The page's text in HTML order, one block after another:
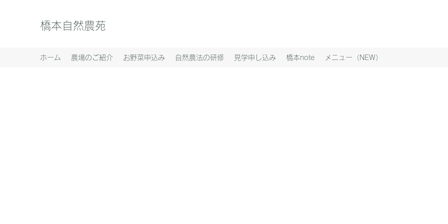
橋本自然農苑
ホーム 農場のご紹介 お野菜申込み 自然農法の研修 見学申し込み 橋本note メニュー（NEW）